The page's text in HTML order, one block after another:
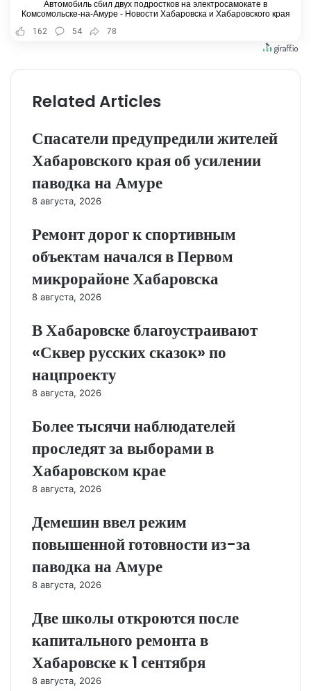
Автомобиль сбил двух подростков на электросамокате в
Комсомольске-на-Амуре - Новости Хабаровска и Хабаровского края
162
54 78
Related Articles
Спасатели предупредили жителей
Хабаровского края об усилении
паводка на Амуре
8 августа, 2026
Ремонт дорог к спортивным
объектам начался в Первом
микрорайоне Хабаровска
8 августа, 2026
В Хабаровске благоустраивают
«Сквер русских сказок» по
нацпроекту
8 августа, 2026
Более тысячи наблюдателей
проследят за выборами в
Хабаровском крае
8 августа, 2026
Демешин ввел режим
повышенной готовности из-за
паводка на Амуре
8 августа, 2026
Две школы откроются после
капитального ремонта в
Хабаровске к 1 сентября
8 августа, 2026